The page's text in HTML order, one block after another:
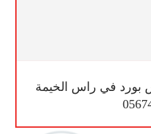
في راس الخيمة